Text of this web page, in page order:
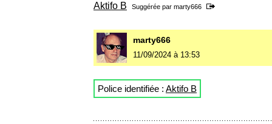
Aktifo B Suggérée par marty666
marty666
11/09/2024 à 13:53
Police identifiée : Aktifo B